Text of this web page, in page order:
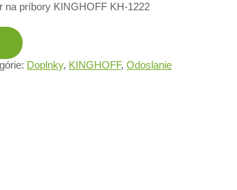
na príbory KINGHOFF KH-1222
Doplnky, KINGHOFF,Odoslanie